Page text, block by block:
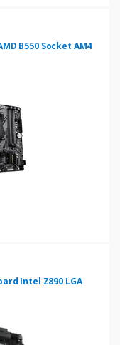
B550 Socket AM4
Intel Z890 LGA